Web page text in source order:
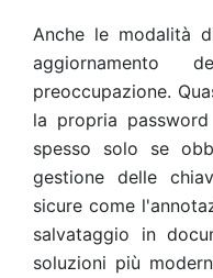
Anche le modalità
aggiornamento
preoccupazione.
la propria
spesso solo se
gestione delle
sicure come
salvataggio in
soluzioni più